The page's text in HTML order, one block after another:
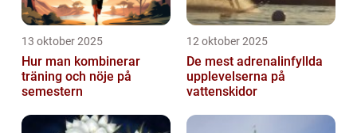
13 oktober 2025
Hur man kombinerar
träning och nöje på
semestern
12 oktober 2025
De mest adrenalinfyllda
upplevelserna på
vattenskidor